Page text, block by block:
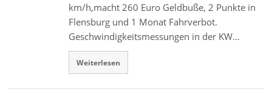
km/h,macht 260 Euro Geldbuße, 2 Punkte in
Flensburg und 1 Monat Fahrverbot.
Geschwindigkeitsmessungen in der KW…
Weiterlesen